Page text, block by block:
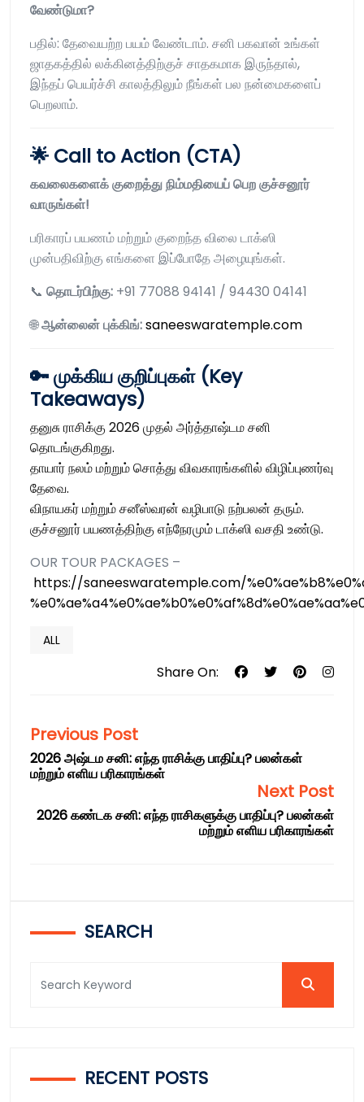
வேண்டுமா?
பதில்: தேவையற்ற பயம் வேண்டாம். சனி பகவான் உங்கள்
ஜாதகத்தில் லக்கினத்திற்குச் சாதகமாக இருந்தால்,
இந்தப் பெயர்ச்சி காலத்திலும் நீங்கள் பல நன்மைகளைப்
பெறலாம்.
🌟 Call to Action (CTA)
கவலைகளைக் குறைத்து நிம்மதியைப் பெற குச்சனூர்
வாருங்கள்!
பரிகாரப் பயணம் மற்றும் குறைந்த விலை டாக்ஸி
முன்பதிவிற்கு எங்களை இப்போதே அழையுங்கள்.
📞 தொடர்பிற்கு: +91 77088 94141 / 94430 04141
🌐ஆன்லைன் புக்கிங்:saneeswaratemple.com
🔑 முக்கிய குறிப்புகள் (Key
Takeaways)
தனுசு ராசிக்கு 2026 முதல் அர்த்தாஷ்டம சனி
தொடங்குகிறது.
தாயார் நலம் மற்றும் சொத்து விவகாரங்களில் விழிப்புணர்வு
தேவை.
விநாயகர் மற்றும் சனீஸ்வரன் வழிபாடு நற்பலன் தரும்.
குச்சனூர் பயணத்திற்கு எந்நேரமும் டாக்ஸி வசதி உண்டு.
OUR TOUR PACKAGES –
https://saneeswaratemple.com/
ALL
Share On:
Previous Post
2026 அஷ்டம சனி: எந்த ராசிக்கு பாதிப்பு? பலன்கள்
மற்றும் எளிய பரிகாரங்கள்
Next Post
2026 கண்டக சனி: எந்த ராசிகளுக்கு பாதிப்பு? பலன்கள்
மற்றும் எளிய பரிகாரங்கள்
SEARCH
RECENT POSTS